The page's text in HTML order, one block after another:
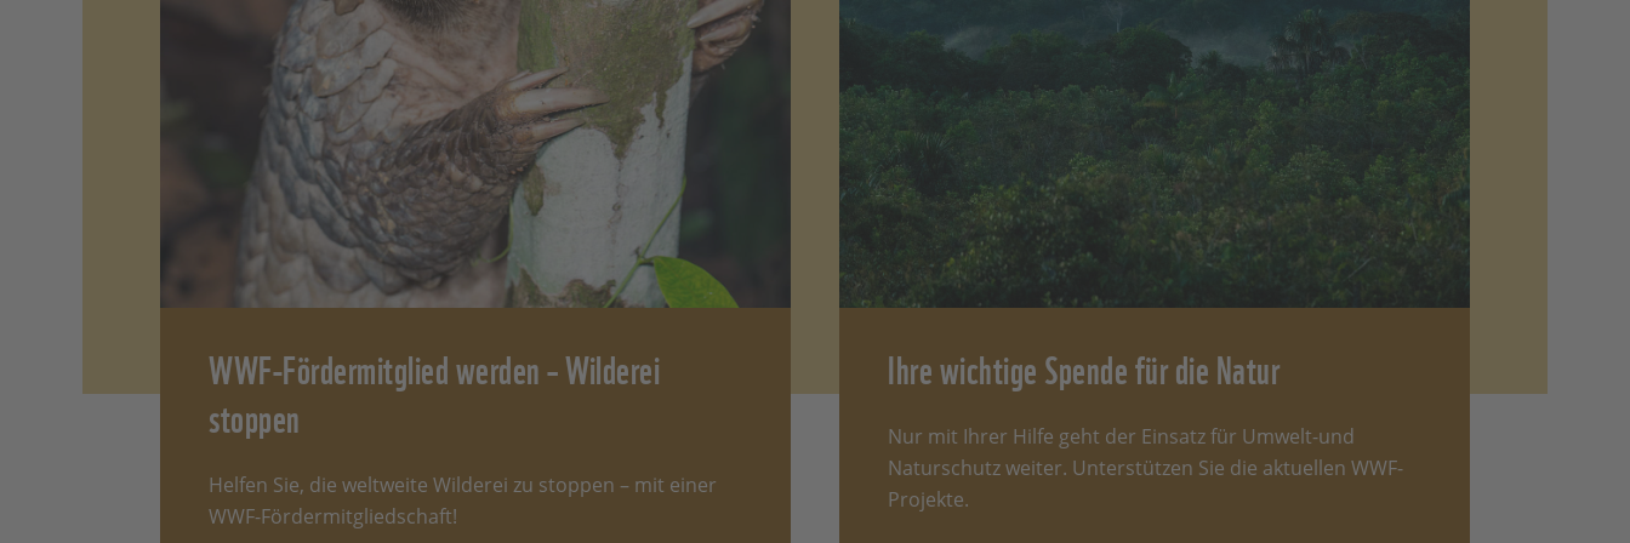
15 bis 70 Zentimeter lang.
Zunge ganze 40 Zentimeter ausfahren!
Schuppen, Schuppen, Schuppen fast überall
Wie eine Rüstung sieht es aus, das Schuppenkleid des Pangolins. Je nach
Art besteht er aus mehreren
100 bis 1.000einzelnen, dachziegelartig
angeordneten Schuppen. Meist haben sie eine
dreieckige Form und
scharfe Kanten.Bis auf Gesicht, Bauch und die Innenseiten der Arme
und Beine sind alle Körperteile des Pangolins damit geschützt.
Nachwachsende Verteidigung
Schuppen ab. Nun ähnelt das Schuppentier einem riesigen, halb
geöffneten Tannenzapfen. Deswegen wurde es auchTannenzapfentier
genannt. Besonders praktisch: Die Schuppen wachsen, genau wie
WWF-Fördermitglied werden – Wilderei
stoppen
Helfen Sie, die weltweite Wilderei zu stoppen – mit einer
WWF-Fördermitgliedschaft!
Ihre wichtige Spende für die Natur
Nur mit Ihrer Hilfe geht der Einsatz für Umwelt-und
Naturschutz weiter. Unterstützen Sie die aktuellen WWF-
Projekte.